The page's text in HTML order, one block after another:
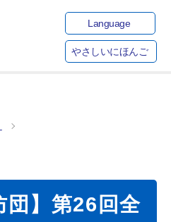
Language
やさしいにほんご
団】第26回全